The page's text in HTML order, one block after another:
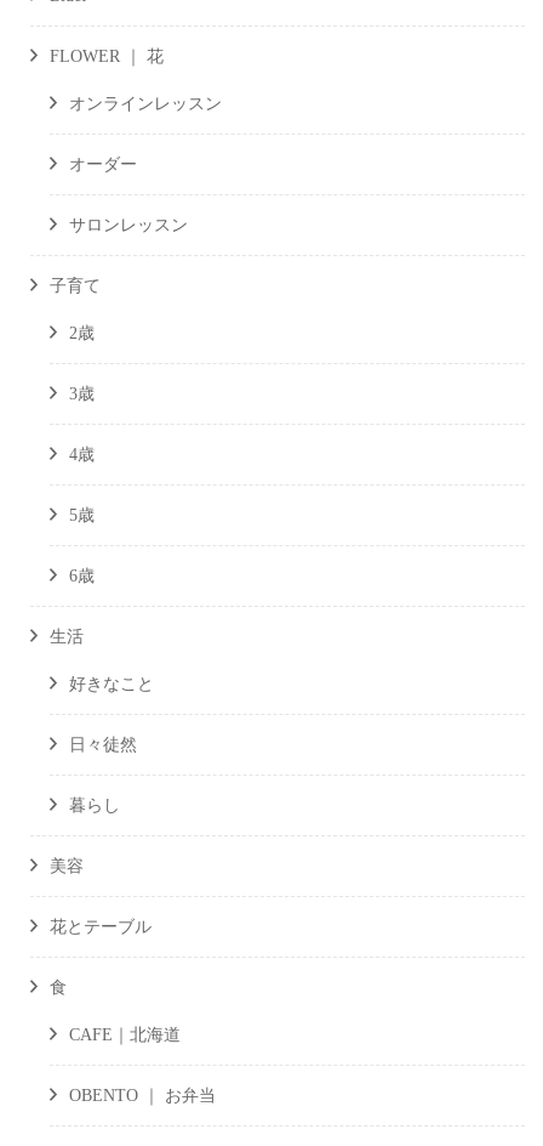
FLOWER ｜ 花
オンラインレッスン
オーダー
サロンレッスン
子育て
2歳
3歳
4歳
5歳
6歳
生活
好きなこと
日々徒然
暮らし
美容
花とテーブル
食
CAFE｜北海道
OBENTO ｜ お弁当